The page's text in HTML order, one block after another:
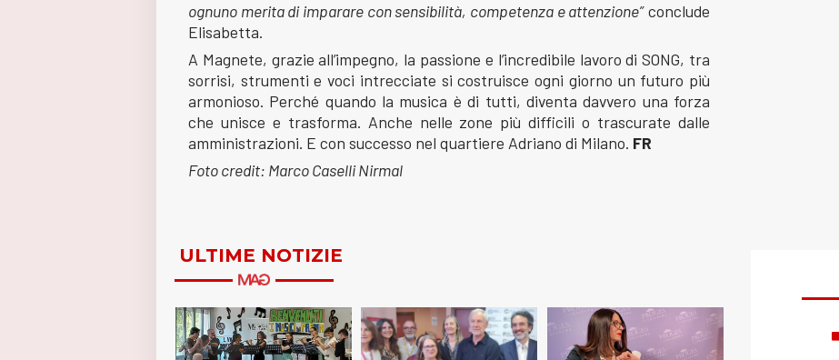
ognuno merita di imparare con sensibilità, competenza e attenzione”conclude
Elisabetta.
A Magnete, grazie all’impegno, la passione e l’incredibile lavoro di SONG, tra
sorrisi, strumenti e voci intrecciate si costruisce ogni giorno un futuro più
armonioso. Perché quando la musica è di tutti, diventa davvero una forza
che unisce e trasforma. Anche nelle zone più difficili o trascurate dalle
amministrazioni. E con successo nel quartiere Adriano di Milano. FR
Foto credit: Marco Caselli Nirmal
ULTIME NOTIZIE